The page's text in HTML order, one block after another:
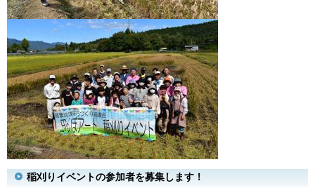
稲刈りイベントの参加者を募集します！